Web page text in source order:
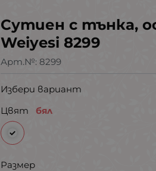
Сутиен с тънкa,
Weiyesi 8299
Арт.№: 8299
Избери вариант
Цвят
бял
Размер